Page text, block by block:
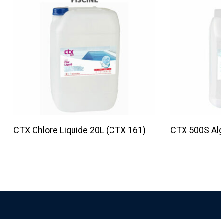
Lire La Suite
CTX Chlore Liquide 20L (CTX 161) CTX 500S